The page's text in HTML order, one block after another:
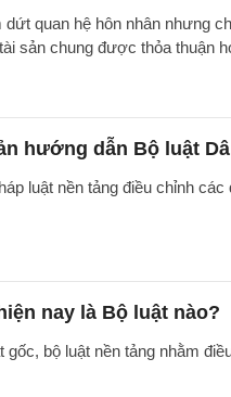
quan hệ hôn nhân nhưng
sản chung được thỏa thuận
hướng dẫn Bộ luật
luật nền tảng điều chỉnh
nay là Bộ luật nào?
bộ luật nền tảng nhằm